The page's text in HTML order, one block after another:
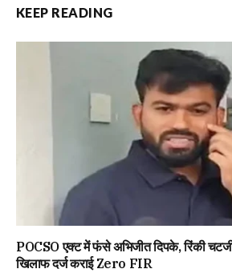
KEEP READING
POCSO एक्ट में फंसे अभिजीत दिपके, रिंकी
खिलाफ दर्ज कराई Zero FIR